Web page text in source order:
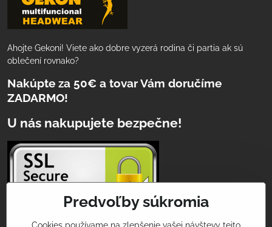
Ahojte Gekoni! Viete ako dobre vyzerá rodina či partia ak sú
oblečení rovnako?
Nakúpte za 50€ a tovar Vám doručíme
ZADARMO!
U nás nakupujete bezpečne!
Predvoľby súkromia